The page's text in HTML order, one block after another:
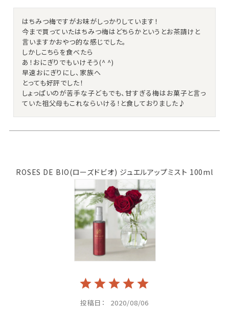
はちみつ梅ですがお味がしっかりしています！
今まで買っていたはちみつ梅はどちらかというとお茶請けと
言いますかおやつ的な感じでした。
しかしこちらを食べたら
あ！おにぎりでもいけそう(^ ^)
早速おにぎりにし、家族へ
とっても好評でした！
しょっぱいのが苦手な子どもでも、甘すぎる梅はお菓子と言っ
ていた祖父母もこれならいける！と食しておりました♪
ROSES DE BIO(ローズドビオ) ジュエルアップミスト 100ml
投稿日 2020/08/06